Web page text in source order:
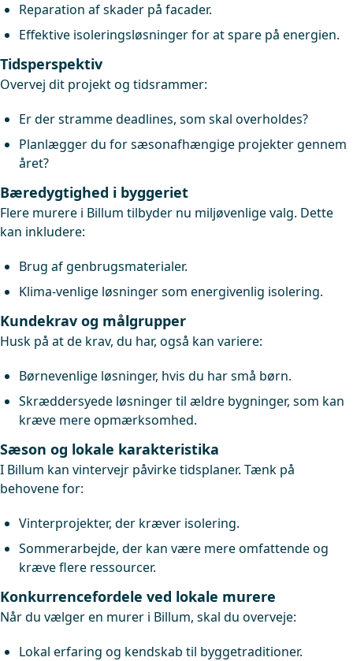
Reparation af skader på facader.
Effektive isoleringsløsninger for at spare på energien.
Tidsperspektiv
Overvej dit projekt og tidsrammer:
Er der stramme deadlines, som skal overholdes?
Planlægger du for sæsonafhængige projekter gennem
året?
Bæredygtighed i byggeriet
Flere murere i Billum tilbyder nu miljøvenlige valg. Dette
kan inkludere:
Brug af genbrugsmaterialer.
Klima-venlige løsninger som energivenlig isolering.
Kundekrav og målgrupper
Husk på at de krav, du har, også kan variere:
Børnevenlige løsninger, hvis du har små børn.
Skræddersyede løsninger til ældre bygninger, som kan
kræve mere opmærksomhed.
Sæson og lokale karakteristika
I Billum kan vintervejr påvirke tidsplaner. Tænk på
behovene for:
Vinterprojekter, der kræver isolering.
Sommerarbejde, der kan være mere omfattende og
kræve flere ressourcer.
Konkurrencefordele ved lokale murere
Når du vælger en murer i Billum, skal du overveje:
Lokal erfaring og kendskab til byggetraditioner.